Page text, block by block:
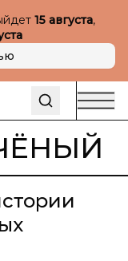
15 августа,